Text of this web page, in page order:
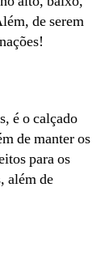
de serem
é o calçado
de manter os
para os
além de